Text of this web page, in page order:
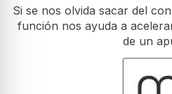
Si se nos olvida sacar del
función nos ayuda a
de un